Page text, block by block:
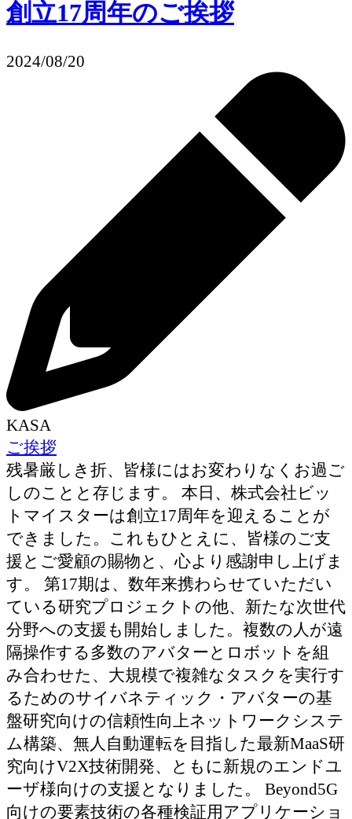
創立17周年のご挨拶
2024/08/20
KASA
ご挨拶
残暑厳しき折、皆様にはお変わりなくお過ご
しのことと存じます。 本日、株式会社ビッ
トマイスターは創立17周年を迎えることが
できました。これもひとえに、皆様のご支
援とご愛顧の賜物と、心より感謝申し上げま
す。 第17期は、数年来携わらせていただい
ている研究プロジェクトの他、新たな次世代
分野への支援も開始しました。複数の人が遠
隔操作する多数のアバターとロボットを組
み合わせた、大規模で複雑なタスクを実行す
るためのサイバネティック・アバターの基
盤研究向けの信頼性向上ネットワークシステ
ム構築、無人自動運転を目指した最新MaaS研
究向けV2X技術開発、ともに新規のエンドユ
ーザ様向けの支援となりました。 Beyond5G
向けの要素技術の各種検証用アプリケーショ